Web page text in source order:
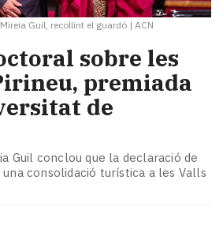
Guil, recollint el guardó | ACN
sobre les
premiada
de
Guil conclou que la declaració de
una consolidació turística a les Valls